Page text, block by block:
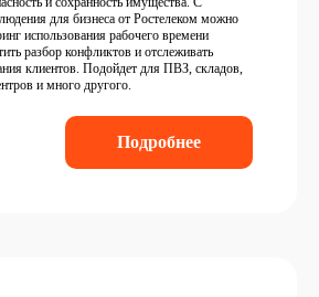
для бизнеса от Ростелеком можно
использования рабочего времени
разбор конфликтов и отслеживать
клиентов. Подойдет для ПВЗ, складов,
и много другого.
Подробнее